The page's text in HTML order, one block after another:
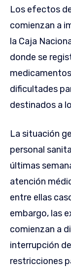
Los efectos
comienzan a
la Caja
donde se
dificultades
destinados a
La situación
personal
últimas
atención
entre ellas
embargo, las
comienzan a
interrupción
restricciones